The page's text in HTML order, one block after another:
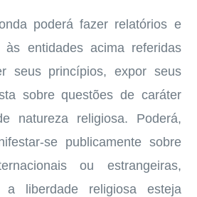
poderá fazer relatórios e
às entidades acima referidas
seus princípios, expor seus
sobre questões de caráter
natureza religiosa. Poderá,
se publicamente sobre
ou estrangeiras,
a liberdade religiosa esteja